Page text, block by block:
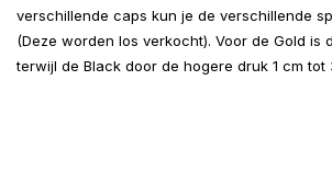
verschillende caps kun je de verschillende
(Deze worden los verkocht). Voor de Gold is
terwijl de Black door de hogere druk 1 cm tot